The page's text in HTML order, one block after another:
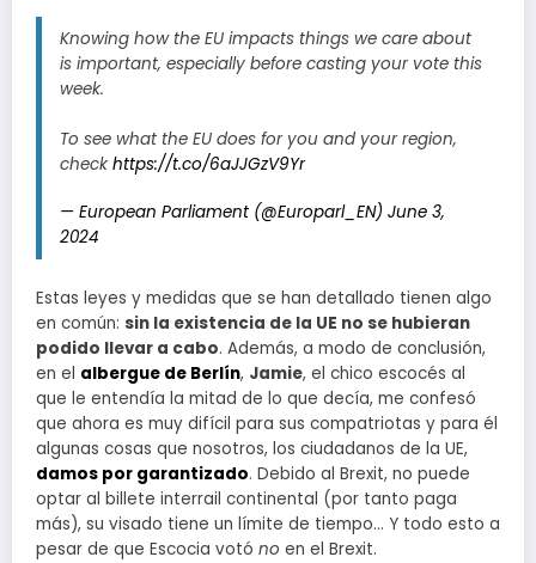
Knowing how the EU impacts things we care about
is important, especially before casting your vote this
week.
To see what the EU does for you and your region,
check https://t.co/6aJJGzV9Yr
— European Parliament (@Europarl_EN) June 3,
2024
Estas leyes y medidas que se han detallado tienen algo
en común: sin la existencia de la UE no se hubieran
podido llevar a cabo. Además, a modo de conclusión,
en el albergue de Berlín, Jamie, el chico escocés al
que le entendía la mitad de lo que decía, me confesó
que ahora es muy difícil para sus compatriotas y para él
algunas cosas que nosotros, los ciudadanos de la UE,
damos por garantizado. Debido al Brexit, no puede
optar al billete interrail continental (por tanto paga
más), su visado tiene un límite de tiempo… Y todo esto a
pesar de que Escocia votó no en el Brexit.